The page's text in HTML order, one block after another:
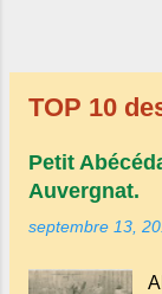
TOP 10
Petit
Auvergnat.
septembre 13,